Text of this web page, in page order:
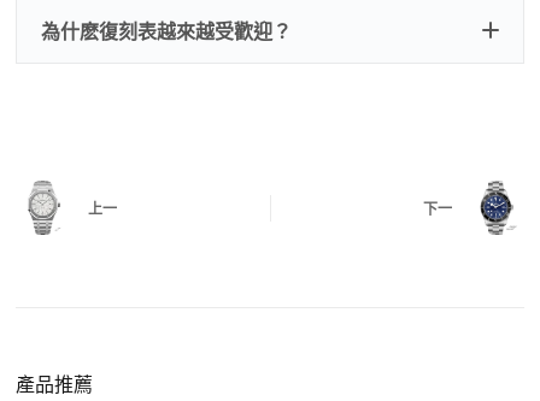
是否有異音，再根據款式進行上弦與功能測試。
給您確認，確定沒有問題後才會安排出貨。
注：部分原裝盒子需要加錢購買，價格也不貴。
交易方式
請先透過網站上的聯繫方式與我們取得聯繫，將您感
為什麽復刻表越來越受歡迎？
：以原裝價格的十分之一即可享受相
同外觀與佩戴質感。
合日常通勤與旅行佩戴。
上一 下一
產品推薦